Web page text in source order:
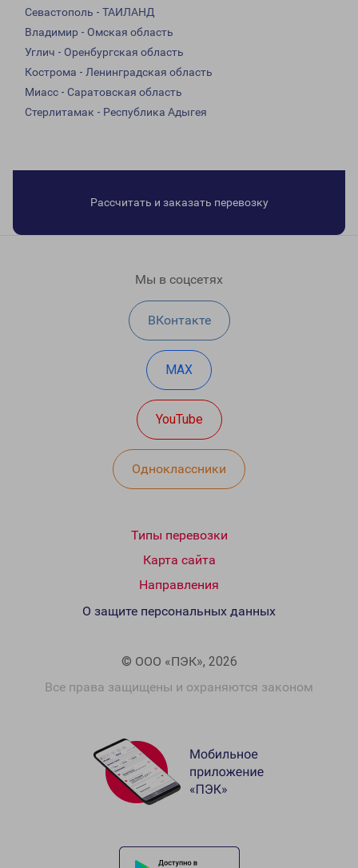
Севастополь - ТАИЛАНД
Владимир - Омская область
Углич - Оренбургская область
Кострома - Ленинградская область
Миасс - Саратовская область
Стерлитамак - Республика Адыгея
Рассчитать и заказать перевозку
Мы в соцсетях
ВКонтакте
MAX
YouTube
Одноклассники
Типы перевозки
Карта сайта
Направления
© ООО «ПЭК», 2026
Все права защищены и охраняются законом
О защите персональных данных